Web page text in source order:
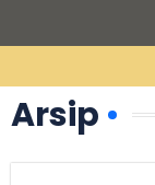
Arsip